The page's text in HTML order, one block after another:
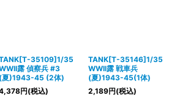
35109]1/35
露 偵察兵 #3
(夏)1943-45 (2体)
円(税込)
TANK[T-35146]1/35
WWII露 戦車兵
(夏)1943-45(1体)
2,189円(税込)